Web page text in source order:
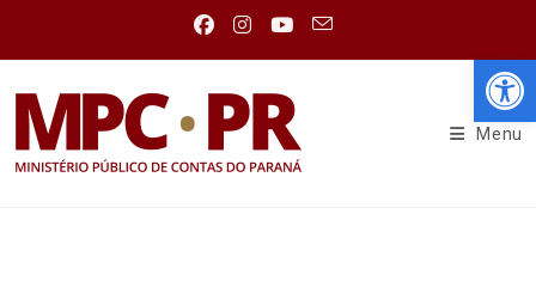
Menu